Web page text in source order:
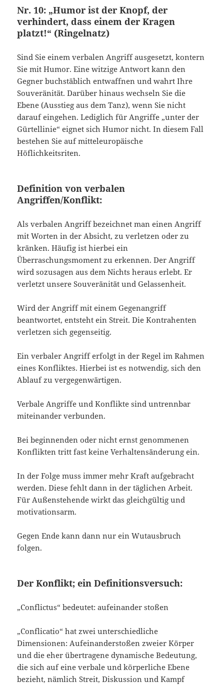
Nr. 10: „Humor ist der Knopf, der
verhindert, dass einem der Kragen
platzt!“ (Ringelnatz)
Sind Sie einem verbalen Angriff ausgesetzt, kontern
Sie mit Humor. Eine witzige Antwort kann den
Gegner buchstäblich entwaffnen und wahrt Ihre
Souveränität. Darüber hinaus wechseln Sie die
Ebene (Ausstieg aus dem Tanz), wenn Sie nicht
darauf eingehen. Lediglich für Angriffe „unter der
Gürtellinie“ eignet sich Humor nicht. In diesem Fall
bestehen Sie auf mitteleuropäische
Höflichkeitsriten.
Definition von verbalen
Angriffen/Konflikt:
Als verbalen Angriff bezeichnet man einen Angriff
mit Worten in der Absicht, zu verletzen oder zu
kränken. Häufig ist hierbei ein
Überraschungsmoment zu erkennen. Der Angriff
wird sozusagen aus dem Nichts heraus erlebt. Er
verletzt unsere Souveränität und Gelassenheit.
Wird der Angriff mit einem Gegenangriff
beantwortet, entsteht ein Streit. Die Kontrahenten
verletzen sich gegenseitig.
Ein verbaler Angriff erfolgt in der Regel im Rahmen
eines Konfliktes. Hierbei ist es notwendig, sich den
Ablauf zu vergegenwärtigen.
Verbale Angriffe und Konflikte sind untrennbar
miteinander verbunden.
Bei beginnenden oder nicht ernst genommenen
Konflikten tritt fast keine Verhaltensänderung ein.
In der Folge muss immer mehr Kraft aufgebracht
werden. Diese fehlt dann in der täglichen Arbeit.
Für Außenstehende wirkt das gleichgültig und
motivationsarm.
Gegen Ende kann dann nur ein Wutausbruch
folgen.
Der Konflikt; ein Definitionsversuch:
„Conflictus“ bedeutet: aufeinander stoßen
„Conflicatio“ hat zwei unterschiedliche
Dimensionen: Aufeinanderstoßen zweier Körper
und die eher übertragene dynamische Bedeutung,
die sich auf eine verbale und körperliche Ebene
bezieht, nämlich Streit, Diskussion und Kampf